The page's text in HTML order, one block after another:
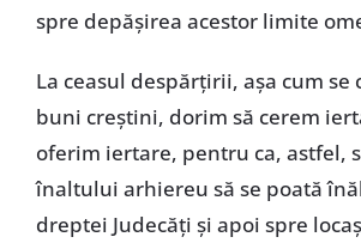
spre depăşirea acestor limite
La ceasul despărţirii, aşa cum se
buni creştini, dorim să cerem
oferim iertare, pentru ca, astfel,
înaltului arhiereu să se poată
dreptei Judecăţi şi apoi spre